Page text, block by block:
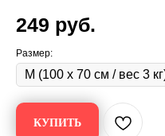
249 руб.
Размер:
КУПИТЬ